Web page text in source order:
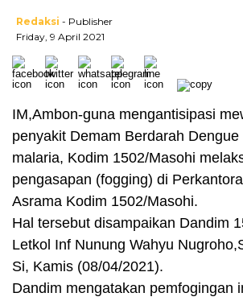
Redaksi - Publisher
Friday, 9 April 2021
IM,Ambon-guna mengantisipasi
penyakit Demam Berdarah
malaria, Kodim 1502/Masohi
pengasapan (fogging) di
Asrama Kodim 1502/Masohi.
Hal tersebut disampaikan Dandim
Letkol Inf Nunung Wahyu
Si, Kamis (08/04/2021).
Dandim mengatakan pemfogingan